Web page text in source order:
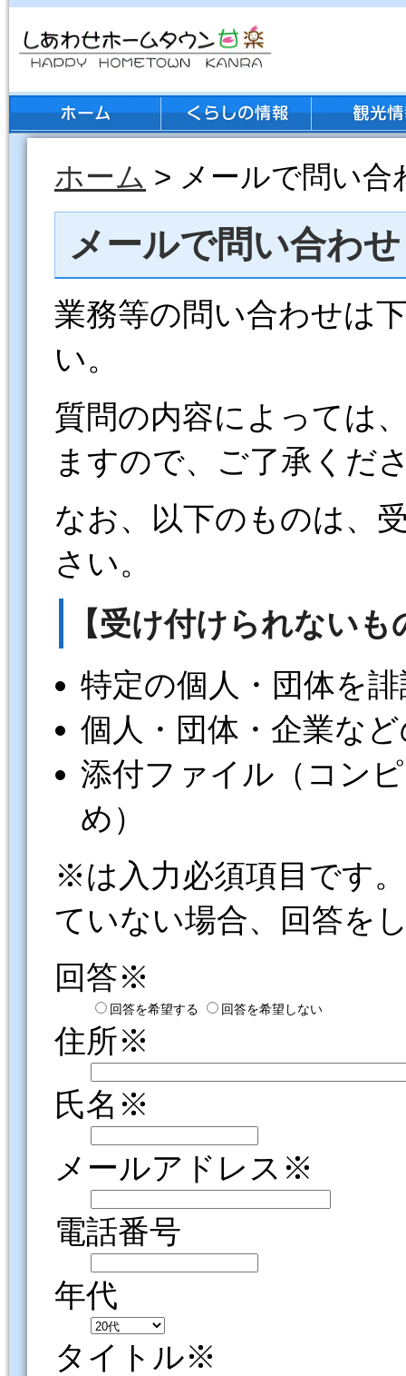
ホーム > メールで問い合
メールで問い合わせ
業務等の問い合わせは
い。
質問の内容によっては
ますので、ご了承くだ
なお、以下のものは、
さい。
【受け付けられないも
特定の個人・団体を
個人・団体・企業な
添付ファイル（コン
め）
※は入力必須項目です
ていない場合、回答を
回答※
回答を希望する 回答を希望しない
住所※
氏名※
メールアドレス※
電話番号
年代
タイトル※